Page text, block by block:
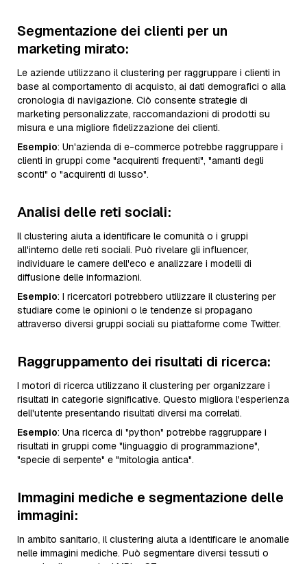
Segmentazione dei clienti per un
marketing mirato:
Le aziende utilizzano il clustering per raggruppare i clienti in
base al comportamento di acquisto, ai dati demografici o alla
cronologia di navigazione. Ciò consente strategie di
marketing personalizzate, raccomandazioni di prodotti su
misura e una migliore fidelizzazione dei clienti.
Esempio: Un'azienda di e-commerce potrebbe raggruppare i
clienti in gruppi come "acquirenti frequenti", "amanti degli
sconti" o "acquirenti di lusso".
Analisi delle reti sociali:
Il clustering aiuta a identificare le comunità o i gruppi
all'interno delle reti sociali. Può rivelare gli influencer,
individuare le camere dell'eco e analizzare i modelli di
diffusione delle informazioni.
Esempio: I ricercatori potrebbero utilizzare il clustering per
studiare come le opinioni o le tendenze si propagano
attraverso diversi gruppi sociali su piattaforme come Twitter.
Raggruppamento dei risultati di ricerca:
I motori di ricerca utilizzano il clustering per organizzare i
risultati in categorie significative. Questo migliora l'esperienza
dell'utente presentando risultati diversi ma correlati.
Esempio: Una ricerca di "python" potrebbe raggruppare i
risultati in gruppi come "linguaggio di programmazione",
"specie di serpente" e "mitologia antica".
Immagini mediche e segmentazione delle
immagini:
In ambito sanitario, il clustering aiuta a identificare le anomalie
nelle immagini mediche. Può segmentare diversi tessuti o